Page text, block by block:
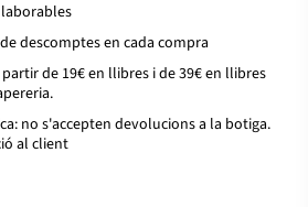
laborables
descomptes en cada compra
de 19€ en llibres i de 39€ en llibres
no s'accepten devolucions a la botiga.
al client